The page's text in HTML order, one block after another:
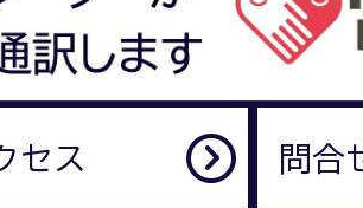
セス 問合